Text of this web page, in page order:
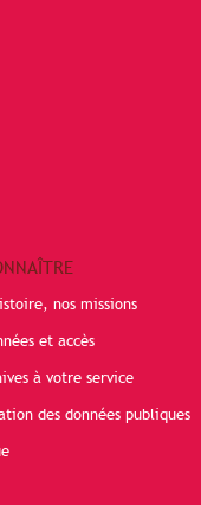
nos missions
et accès
à votre service
des données publiques